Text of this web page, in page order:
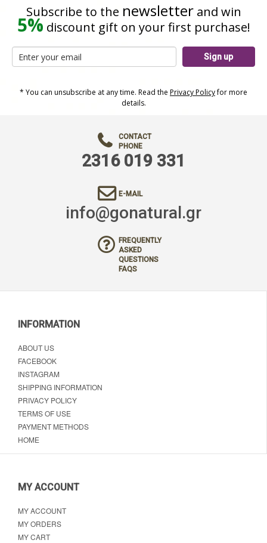
Subscribe to the newsletterand win
5% discount gift on your first purchase!
Sign up
* You can unsubscribe at any time. Read the Privacy Policyfor more
details.
CONTACT
PHONE
2316 019 331
E-MAIL
info@gonatural.gr
FREQUENTLY
ASKED
QUESTIONS
FAQS
INFORMATION
ABOUT US
FACEBOOK
INSTAGRAM
SHIPPING INFORMATION
PRIVACY POLICY
TERMS OF USE
PAYMENT METHODS
HOME
MY ACCOUNT
MY ACCOUNT
MY ORDERS
MY CART